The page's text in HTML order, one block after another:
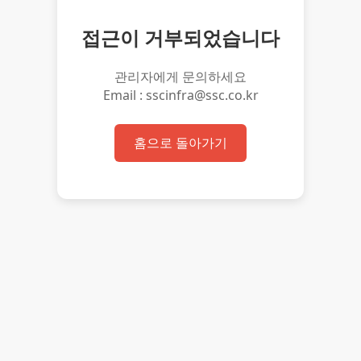
접근이 거부되었습니다
관리자에게 문의하세요
Email : sscinfra@ssc.co.kr
홈으로 돌아가기